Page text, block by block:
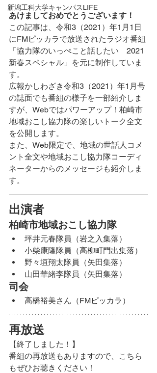
新潟工科大学キャンパスLIFE
あけましておめでとうございます！
この記事は、令和3（2021）年1月1日
にFMピッカラで放送されたラジオ番組
「協力隊のいっぺこと話したい　2021
新春スペシャル」を元に制作していま
す。
広報かしわざき令和3（2021）年1月号
の誌面でも番組の様子を一部紹介しま
すが、Webではパワーアップ！柏崎市
地域おこし協力隊の楽しいトーク全文
を公開します。
また、Web限定で、地域の世話人コメ
ント全文や地域おこし協力隊コーディ
ネーターからのメッセージも紹介しま
す。
出演者
柏崎市地域おこし協力隊
坪井元春隊員（岩之入集落）
小柴康隆隊員（高柳町門出集落）
野々垣翔太隊員（矢田集落）
山田華緒李隊員（矢田集落）
司会
高橋裕美さん（FMピッカラ）
再放送
【終了しました！】
番組の再放送もありますので、こちら
もぜひお聴きください！